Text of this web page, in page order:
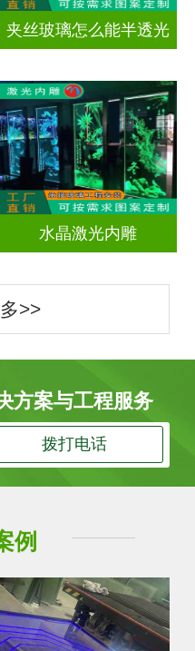
夹丝玻璃怎么能半透光
水晶激光内雕
>>
方案与工程服务
拨打电话
例